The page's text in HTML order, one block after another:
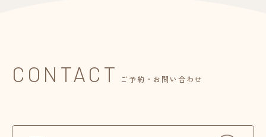
CONTACT ご予約・お問い合わせ